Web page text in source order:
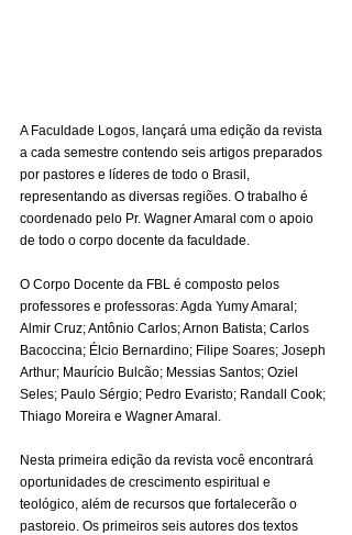
A Faculdade Logos, lançará uma edição da revista
a cada semestre contendo seis artigos preparados
por pastores e líderes de todo o Brasil,
representando as diversas regiões. O trabalho é
coordenado pelo Pr. Wagner Amaral com o apoio
de todo o corpo docente da faculdade.
O Corpo Docente da FBL é composto pelos
professores e professoras: Agda Yumy Amaral;
Almir Cruz; Antônio Carlos; Arnon Batista; Carlos
Bacoccina; Élcio Bernardino; Filipe Soares; Joseph
Arthur; Maurício Bulcão; Messias Santos; Oziel
Seles; Paulo Sérgio; Pedro Evaristo; Randall Cook;
Thiago Moreira e Wagner Amaral.
Nesta primeira edição da revista você encontrará
oportunidades de crescimento espiritual e
teológico, além de recursos que fortalecerão o
pastoreio. Os primeiros seis autores dos textos